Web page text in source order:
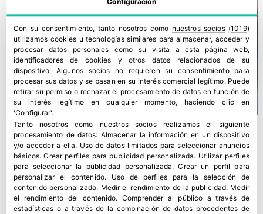
Con su consentimiento, tanto nosotros como nuestros socios (1019)
utilizamos cookies u tecnologías similares para almacenar, acceder y
procesar datos personales como su visita a esta página web,
identificadores de cookies y otros datos relacionados de su
dispositivo. Algunos socios no requieren su consentimiento para
procesar sus datos y se basan en su interés comercial legítimo. Puede
retirar su permiso o rechazar el procesamiento de datos en función de
su interés legítimo en cualquier momento, haciendo clic en
'Configurar'.
Tanto nosotros como nuestros socios realizamos el siguiente
procesamiento de datos: Almacenar la información en un dispositivo
y/o acceder a ella. Uso de datos limitados para seleccionar anuncios
básicos.Crear perfiles para publicidad personalizada. Utilizar perfiles
para seleccionar la publicidad personalizada.Crear un perfil para
personalizar el contenido. Uso de perfiles para la selección de
contenido personalizado. Medir el rendimiento de la publicidad. Medir
el rendimiento del contenido.Comprender al público a través de
estadísticas o a través de la combinación de datos procedentes de